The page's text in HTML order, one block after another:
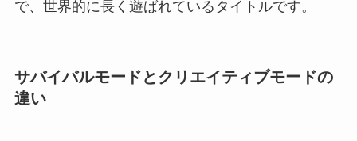
で、世界的に長く遊ばれているタイトルです。
サバイバルモードとクリエイティブモードの
違い